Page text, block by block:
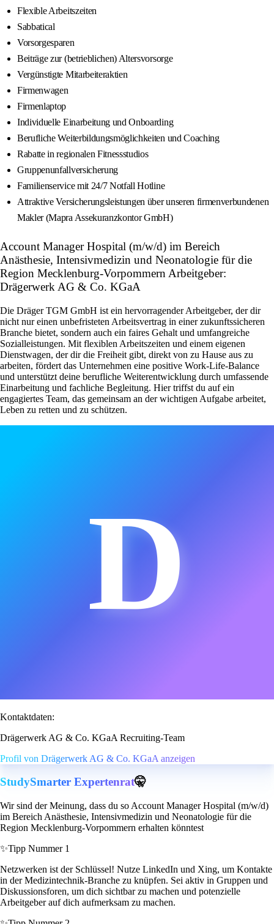
Flexible Arbeitszeiten
Sabbatical
Vorsorgesparen
Beiträge zur (betrieblichen) Altersvorsorge
Vergünstigte Mitarbeiteraktien
Firmenwagen
Firmenlaptop
Individuelle Einarbeitung und Onboarding
Berufliche Weiterbildungsmöglichkeiten und Coaching
Rabatte in regionalen Fitnessstudios
Gruppenunfallversicherung
Familienservice mit 24/7 Notfall Hotline
Attraktive Versicherungsleistungen über unseren firmenverbundenen
Makler (Mapra Assekuranzkontor GmbH)
Account Manager Hospital (m/w/d) im Bereich
Anästhesie, Intensivmedizin und Neonatologie für die
Region Mecklenburg-Vorpommern Arbeitgeber:
Drägerwerk AG & Co. KGaA
Die Dräger TGM GmbH ist ein hervorragender Arbeitgeber, der dir
nicht nur einen unbefristeten Arbeitsvertrag in einer zukunftssicheren
Branche bietet, sondern auch ein faires Gehalt und umfangreiche
Sozialleistungen. Mit flexiblen Arbeitszeiten und einem eigenen
Dienstwagen, der dir die Freiheit gibt, direkt von zu Hause aus zu
arbeiten, fördert das Unternehmen eine positive Work-Life-Balance
und unterstützt deine berufliche Weiterentwicklung durch umfassende
Einarbeitung und fachliche Begleitung. Hier triffst du auf ein
engagiertes Team, das gemeinsam an der wichtigen Aufgabe arbeitet,
Leben zu retten und zu schützen.
D
Kontaktdaten:
Drägerwerk AG & Co. KGaA Recruiting-Team
Profil von Drägerwerk AG & Co. KGaA anzeigen
StudySmarter Expertenrat🤫
Wir sind der Meinung, dass du so Account Manager Hospital (m/w/d)
im Bereich Anästhesie, Intensivmedizin und Neonatologie für die
Region Mecklenburg-Vorpommern erhalten könntest
✨Tipp Nummer 1
Netzwerken ist der Schlüssel! Nutze LinkedIn und Xing, um Kontakte
in der Medizintechnik-Branche zu knüpfen. Sei aktiv in Gruppen und
Diskussionsforen, um dich sichtbar zu machen und potenzielle
Arbeitgeber auf dich aufmerksam zu machen.